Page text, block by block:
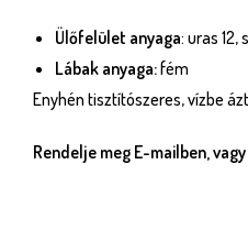
Ülőfelület anyaga: uras 12,
Lábak anyaga:fém
Enyhén tisztítószeres, vízbe
Rendelje meg E-mailben,